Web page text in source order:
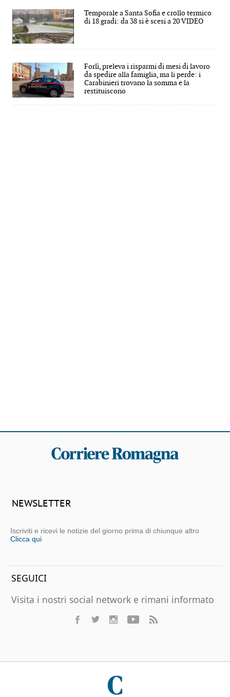
Temporale a Santa Sofia e crollo termico
di 18 gradi: da 38 si è scesi a 20 VIDEO
Forlì, preleva i risparmi di mesi di lavoro
da spedire alla famiglia, ma li perde: i
Carabinieri trovano la somma e la
restituiscono
NEWSLETTER
Iscriviti e ricevi le notizie del giorno prima di chiunque altro
Clicca qui
SEGUICI
Visita i nostri social network e rimani informato